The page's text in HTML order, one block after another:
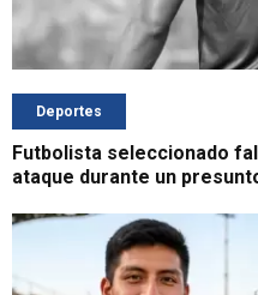
Deportes
Futbolista seleccionado
ataque durante un